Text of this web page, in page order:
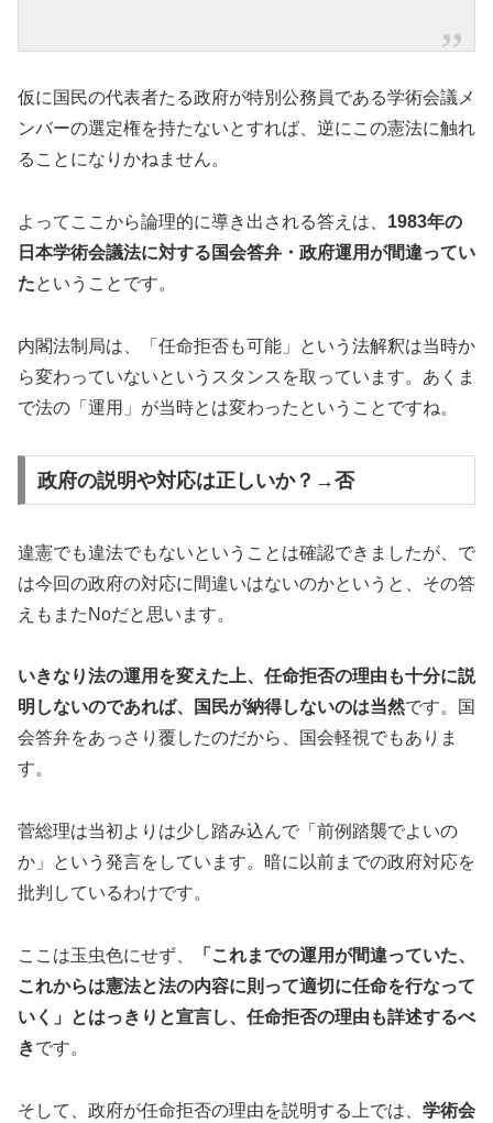
仮に国民の代表者たる政府が特別公務員である学術会議メ
ンバーの選定権を持たないとすれば、逆にこの憲法に触れ
ることになりかねません。
よってここから論理的に導き出される答えは、 1983年の
日本学術会議法に対する国会答弁・政府運用が間違ってい
たということです。
内閣法制局は、「任命拒否も可能」という法解釈は当時か
ら変わっていないというスタンスを取っています。あくま
で法の「運用」が当時とは変わったということですね。
政府の説明や対応は正しいか？→否
違憲でも違法でもないということは確認できましたが、で
は今回の政府の対応に間違いはないのかというと、その答
えもまたNoだと思います。
いきなり法の運用を変えた上、任命拒否の理由も十分に説
明しないのであれば、国民が納得しないのは当然です。国
会答弁をあっさり覆したのだから、国会軽視でもありま
す。
菅総理は当初よりは少し踏み込んで「前例踏襲でよいの
か」という発言をしています。暗に以前までの政府対応を
批判しているわけです。
ここは玉虫色にせず、
「これまでの運用が間違っていた、
これからは憲法と法の内容に則って適切に任命を行なって
いく」とはっきりと宣言し、任命拒否の理由も詳述するべ
きです。
そして、政府が任命拒否の理由を説明する上では、 学術会